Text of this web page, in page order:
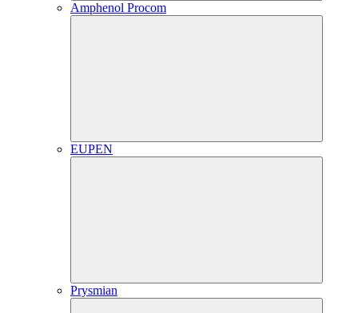
Amphenol Procom
EUPEN
Prysmian